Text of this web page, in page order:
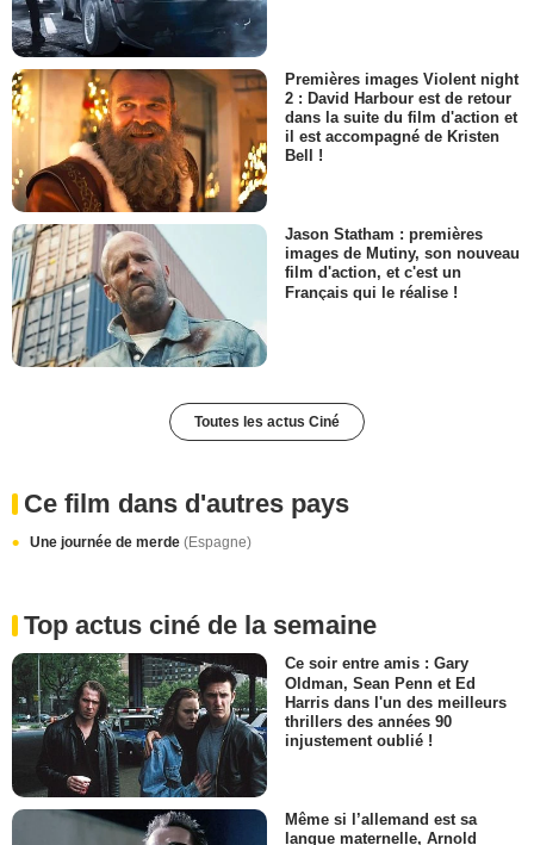
Premières images Violent night
2 : David Harbour est de retour
dans la suite du film d'action et
il est accompagné de Kristen
Bell !
Jason Statham : premières
images de Mutiny, son nouveau
film d'action, et c'est un
Français qui le réalise !
Toutes les actus Ciné
Ce film dans d'autres pays
Une journée de merde (Espagne)
Top actus ciné de la semaine
Ce soir entre amis : Gary
Oldman, Sean Penn et Ed
Harris dans l'un des meilleurs
thrillers des années 90
injustement oublié !
Même si l’allemand est sa
langue maternelle, Arnold